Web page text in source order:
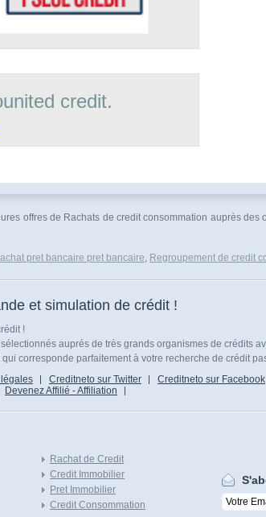
credit.
offres de Rachats de credit consommation auprès
pret bancaire pret bancaire, Regroupement de credit
et simulation de crédit !
!
auprés de très grands organismes de crédits
corresponde parfaitement à votre recherche de crédit
Creditneto sur Twitter Creditneto sur Facebook
Devenez Affilié - Affiliation
Rachat de Credit
Credit Immobilier
Pret Immobilier
Credit Consommation